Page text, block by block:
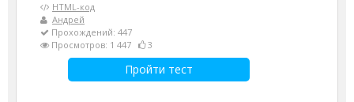
HTML-код
Андрей
Прохождений: 447
Просмотров: 1 447
3
Пройти тест